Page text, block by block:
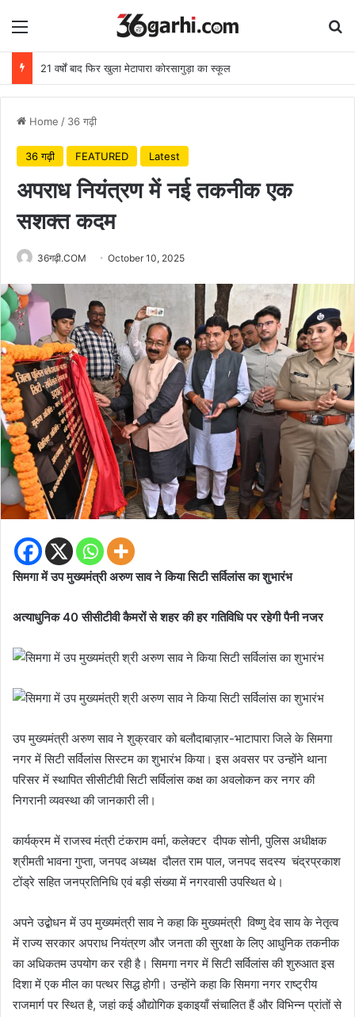
Menu
21 वर्षों बाद फिर खुला मेटापारा कोरसागुड़ा का स्कूल
Home / 36 गढ़ी
36 गढ़ी FEATURED Latest
अपराध नियंत्रण में नई तकनीक एक
सशक्त कदम
36गढ़ी.COM October 10, 2025
सिमगा में उप मुख्यमंत्री अरुण साव ने किया सिटी सर्विलांस का शुभारंभ
अत्याधुनिक 40 सीसीटीवी कैमरों से शहर की हर गतिविधि पर रहेगी पैनी नजर
उप मुख्यमंत्री अरुण साव ने शुक्रवार को बलौदाबाज़ार-भाटापारा जिले के सिमगा
नगर में सिटी सर्विलांस सिस्टम का शुभारंभ किया। इस अवसर पर उन्होंने थाना
परिसर में स्थापित सीसीटीवी सिटी सर्विलांस कक्ष का अवलोकन कर नगर की
निगरानी व्यवस्था की जानकारी ली।
कार्यक्रम में राजस्व मंत्री टंकराम वर्मा, कलेक्टर दीपक सोनी, पुलिस अधीक्षक
श्रीमती भावना गुप्ता, जनपद अध्यक्ष दौलत राम पाल, जनपद सदस्य चंद्रप्रकाश
टोंड्रे सहित जनप्रतिनिधि एवं बड़ी संख्या में नगरवासी उपस्थित थे।
अपने उद्बोधन में उप मुख्यमंत्री साव ने कहा कि मुख्यमंत्री विष्णु देव साय के नेतृत्व
में राज्य सरकार अपराध नियंत्रण और जनता की सुरक्षा के लिए आधुनिक तकनीक
का अधिकतम उपयोग कर रही है। सिमगा नगर में सिटी सर्विलांस की शुरुआत इस
दिशा में एक मील का पत्थर सिद्ध होगी। उन्होंने कहा कि सिमगा नगर राष्ट्रीय
राजमार्ग पर स्थित है, जहां कई औद्योगिक इकाइयाँ संचालित हैं और विभिन्न प्रांतों से